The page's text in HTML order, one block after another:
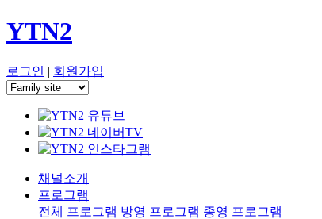
YTN2
로그인 | 회원가입
채널소개
프로그램
전체 프로그램 방영 프로그램 종영 프로그램